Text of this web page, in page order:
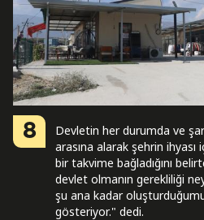
8
Devletin her durumda ve
arasına alarak şehrin
bir takvime bağladığını
devlet olmanın gerekliliği
şu ana kadar
gösteriyor." dedi.